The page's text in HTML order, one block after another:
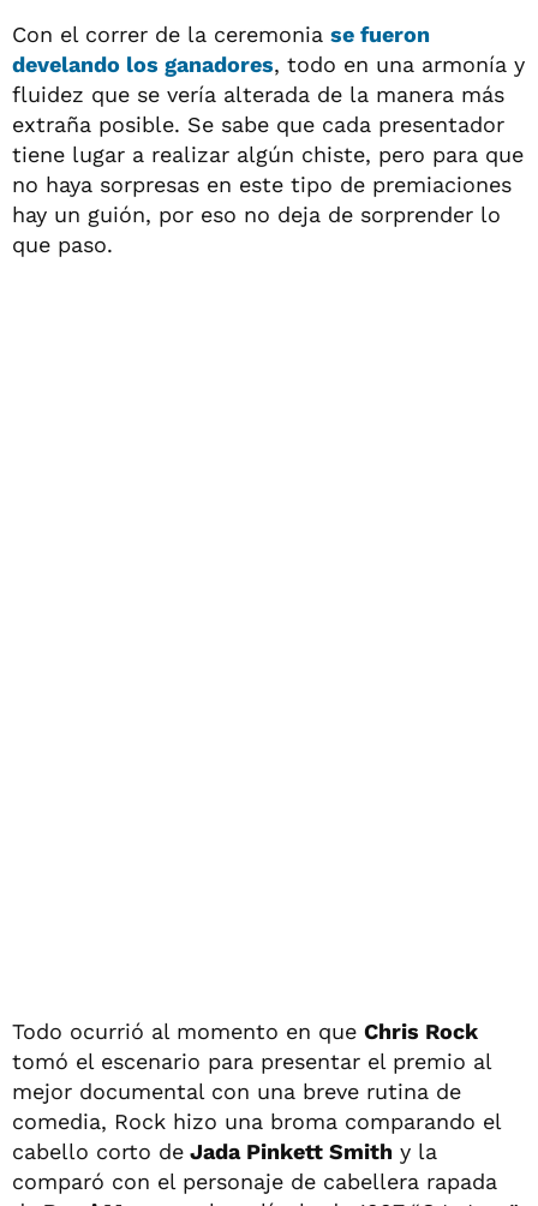
Con el correr de la ceremonia se fueron
develando los ganadores, todo en una armonía y
fluidez que se vería alterada de la manera más
extraña posible. Se sabe que cada presentador
tiene lugar a realizar algún chiste, pero para que
no haya sorpresas en este tipo de premiaciones
hay un guión, por eso no deja de sorprender lo
que paso.
Todo ocurrió al momento en que Chris Rock
tomó el escenario para presentar el premio al
mejor documental con una breve rutina de
comedia, Rock hizo una broma comparando el
cabello corto de Jada Pinkett Smith y la
comparó con el personaje de cabellera rapada